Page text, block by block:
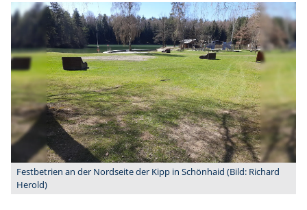
Festbetrien an der Nordseite der Kipp in Schönhaid (Bild: Richard
Herold)